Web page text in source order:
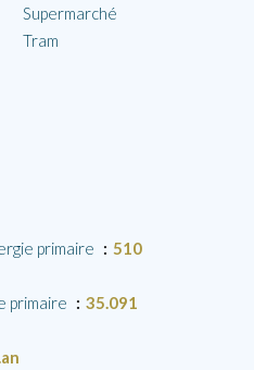
Supermarché
Tram
primaire
510
primaire
35.091